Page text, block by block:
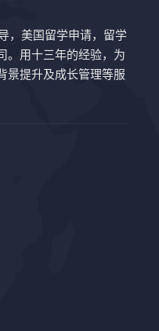
，美国留学申请，留学
。用十三年的经验，为
景提升及成长管理等服